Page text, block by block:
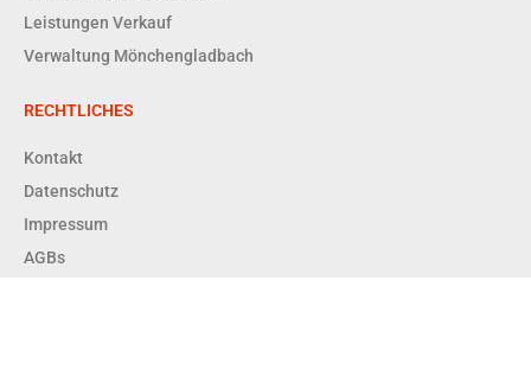
Leistungen Verkauf
Verwaltung Mönchengladbach
RECHTLICHES
Kontakt
Datenschutz
Impressum
AGBs